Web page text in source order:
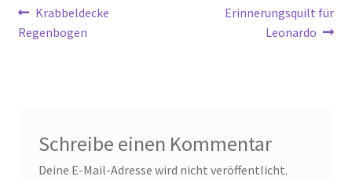
Beitragsnavigation
Vorheriger
Beitrag:
Krabbeldecke
Regenbogen
Nächster
Beitrag:
Erinnerungsquilt für
Leonardo
Schreibe einen Kommentar
Deine E-Mail-Adresse wird nicht veröffentlicht.